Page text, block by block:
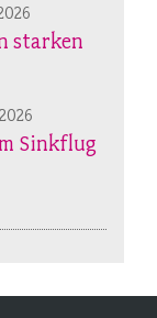
starken
Sinkflug